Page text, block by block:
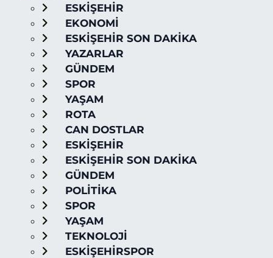
ESKİŞEHİR
EKONOMİ
ESKİŞEHİR SON DAKİKA
YAZARLAR
GÜNDEM
SPOR
YAŞAM
ROTA
CAN DOSTLAR
ESKİŞEHİR
ESKİŞEHİR SON DAKİKA
GÜNDEM
POLİTİKA
SPOR
YAŞAM
TEKNOLOJİ
ESKİŞEHİRSPOR